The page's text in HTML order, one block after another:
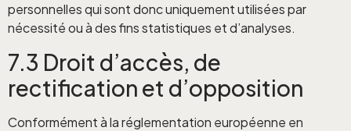
personnelles qui sont donc uniquement utilisées par
nécessité ou à des fins statistiques et d’analyses.
7.3 Droit d’accès, de
rectification et d’opposition
Conformément à la réglementation européenne en